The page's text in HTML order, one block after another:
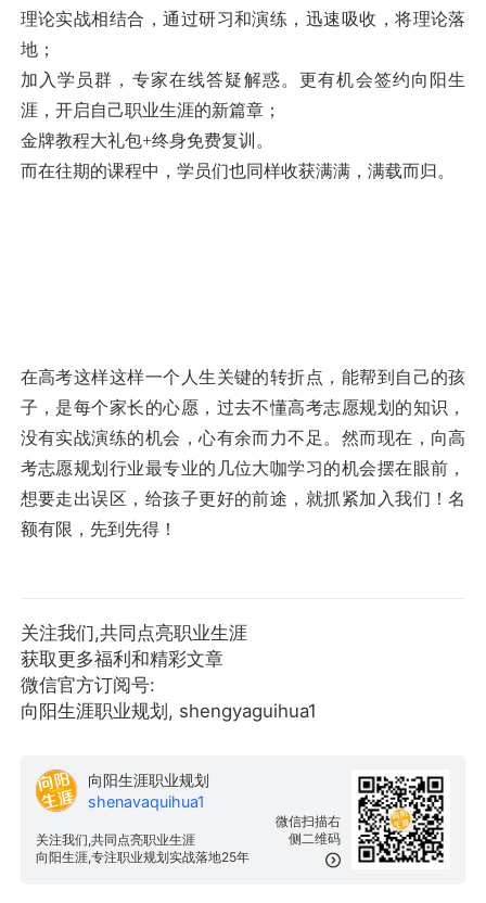
理论实战相结合，通过研习和演练，迅速吸收，将理论落
地；
加入学员群，专家在线答疑解惑。更有机会签约向阳生
涯，开启自己职业生涯的新篇章；
金牌教程大礼包+终身免费复训。
而在往期的课程中，学员们也同样收获满满，满载而归。
在高考这样这样一个人生关键的转折点，能帮到自己的孩
子，是每个家长的心愿，过去不懂高考志愿规划的知识，
没有实战演练的机会，心有余而力不足。然而现在，向高
考志愿规划行业最专业的几位大咖学习的机会摆在眼前，
想要走出误区，给孩子更好的前途，就抓紧加入我们！名
额有限，先到先得！
关注我们,共同点亮职业生涯
获取更多福利和精彩文章
微信官方订阅号:
向阳生涯职业规划, shengyaguihua1
微信扫描右
侧二维码
向阳生涯职业规划
shenavaquihua1
关注我们,共同点亮职业生涯
向阳生涯,专注职业规划实战落地25年